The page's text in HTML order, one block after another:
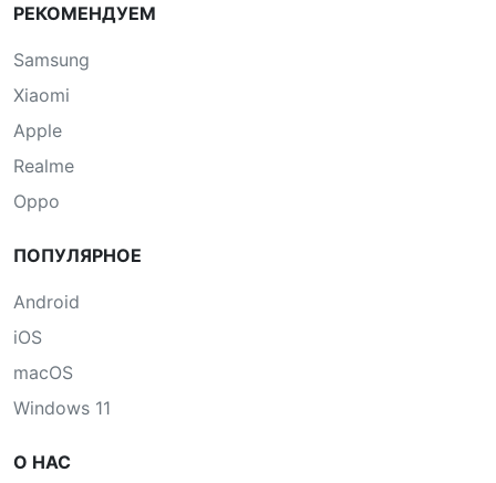
РЕКОМЕНДУЕМ
Samsung
Xiaomi
Apple
Realme
Oppo
ПОПУЛЯРНОЕ
Android
iOS
macOS
Windows 11
О НАС